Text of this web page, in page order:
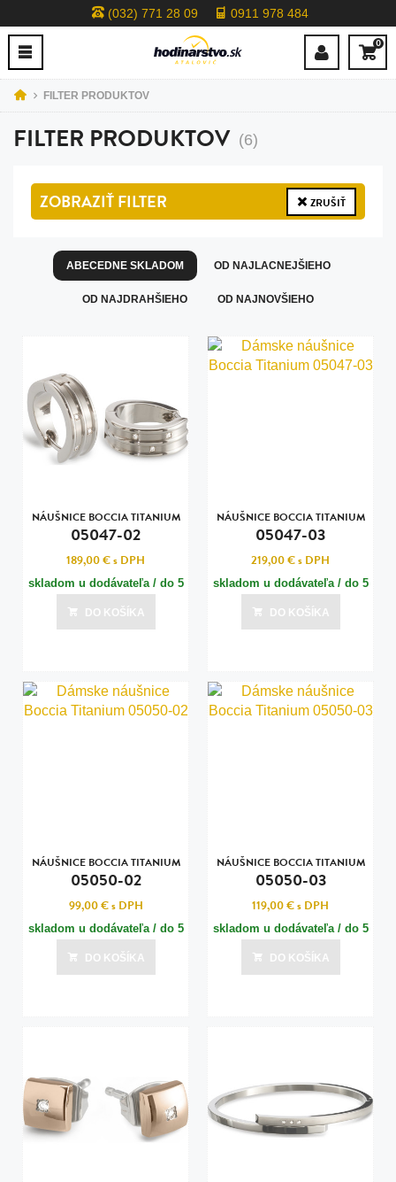
(032) 771 28 09 0911 978 484
0
FILTER PRODUKTOV
FILTER PRODUKTOV (6)
ZOBRAZIŤFILTER ZRUŠIŤ
ABECEDNE SKLADOM OD NAJLACNEJŠIEHO
OD NAJDRAHŠIEHO OD NAJNOVŠIEHO
NÁUŠNICE BOCCIA TITANIUM
05047-02
189,00 €s DPH
skladom u dodávateľa / do 5
dní
Posledná aktualizácia dnes o 21:01
DO KOŠÍKA
NÁUŠNICE BOCCIA TITANIUM
05047-03
219,00 €s DPH
skladom u dodávateľa / do 5
dní
Posledná aktualizácia dnes o 21:01
DO KOŠÍKA
NÁUŠNICE BOCCIA TITANIUM
05050-02
99,00 €s DPH
skladom u dodávateľa / do 5
dní
Posledná aktualizácia dnes o 21:01
DO KOŠÍKA
NÁUŠNICE BOCCIA TITANIUM
05050-03
119,00 €s DPH
skladom u dodávateľa / do 5
dní
Posledná aktualizácia dnes o 21:01
DO KOŠÍKA